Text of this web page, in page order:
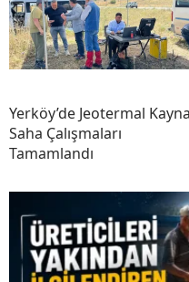
Yerköy’de Jeotermal
Saha Çalışmaları
Tamamlandı